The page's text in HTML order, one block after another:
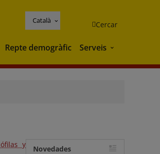
Català Cercar
ambient
Repte demogràfic Serveis Serveis
y
Novedades